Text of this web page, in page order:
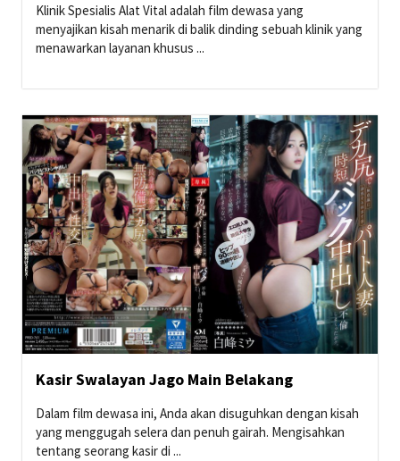
Klinik Spesialis Alat Vital adalah film dewasa yang
menyajikan kisah menarik di balik dinding sebuah klinik yang
menawarkan layanan khusus ...
Kasir Swalayan Jago Main Belakang
Dalam film dewasa ini, Anda akan disuguhkan dengan kisah
yang menggugah selera dan penuh gairah. Mengisahkan
tentang seorang kasir di ...